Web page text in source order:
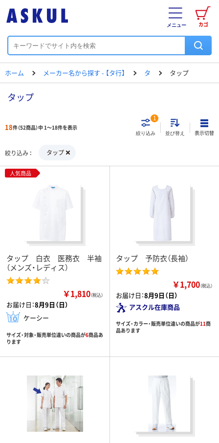
カゴ
メニュー
ホーム メーカー名から探す - 【タ行】 タ タップ
タップ
18件（52商品）中 1～18件を表示
絞り込み
1
並び替え 表示切替
絞り込み タップ
人気商品
タップ 白衣 医務衣 半袖
（メンズ・レディス）
￥1,810（税込）
お届け日：8月9日（日）
ケーシー
サイズ・対象・販売単位違いの商品が6商品あ
ります
タップ 予防衣（長袖）
￥1,700（税込）
お届け日：8月9日（日）
アスクル在庫商品
サイズ・カラー・販売単位違いの商品が11商
品あります